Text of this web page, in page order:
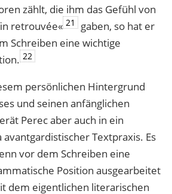
zählt, die ihm das Gefühl von
retrouvée« 21
gaben, so hat er
Schreiben eine wichtige
22
persönlichen Hintergrund
und seinen anfänglichen
Perec aber auch in ein
Textpraxis. Es
vor dem Schreiben eine
Position ausgearbeitet
dem eigentlichen literarischen